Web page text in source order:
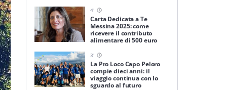
4'
Carta Dedicata a Te
Messina 2025: come
ricevere il contributo
alimentare di 500 euro
3'
La Pro Loco Capo Peloro
compie dieci anni: il
viaggio continua con lo
sguardo al futuro